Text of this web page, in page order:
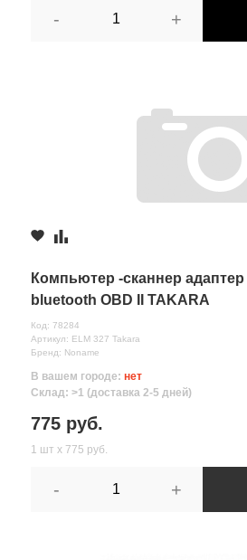
- +
Компьютер -сканнер адаптер
bluetooth OBD II TAKARA
Код: 78284
Артикул: ELM 327 Takara
Бренд: Noname
В вашем городе: нет
Склад: >1 (доставка 2-5 дней)
775 руб.
1 шт х 775 руб.
- +